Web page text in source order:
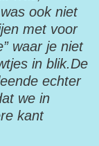
ook niet
met voor
waar je niet
in blik.De
echter
we in
kant